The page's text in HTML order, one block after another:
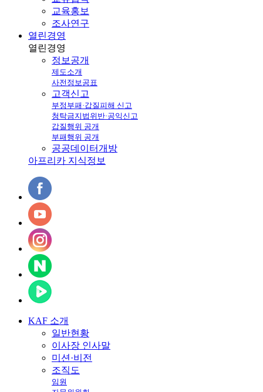
교육홍보
조사연구
열린경영
열린경영
정보공개
제도소개
사전정보공표
고객신고
부정부패·갑질피해 신고
청탁금지법위반·공익신고
갑질행위 공개
부패행위 공개
공공데이터개방
아프리카 지식정보
KAF 소개
일반현황
이사장 인사말
미션·비전
조직도
임원